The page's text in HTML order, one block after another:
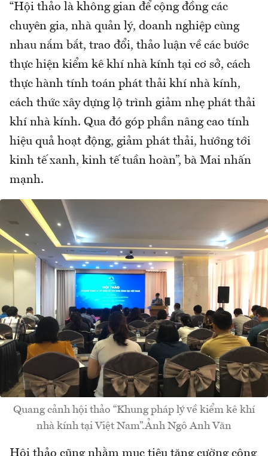
“Hội thảo là không gian để cộng đồng các
chuyên gia, nhà quản lý, doanh nghiệp cùng
nhau nắm bắt, trao đổi, thảo luận về các bước
thực hiện kiểm kê khí nhà kính tại cơ sở, cách
thực hành tính toán phát thải khí nhà kính,
cách thức xây dựng lộ trình giảm nhẹ phát thải
khí nhà kính. Qua đó góp phần nâng cao tính
hiệu quả hoạt động, giảm phát thải, hướng tới
kinh tế xanh, kinh tế tuần hoàn”, bà Mai nhấn
mạnh.
Quang cảnh hội thảo “Khung pháp lý về kiểm kê khí
nhà kính tại Việt Nam”.Ảnh Ngô Anh Văn